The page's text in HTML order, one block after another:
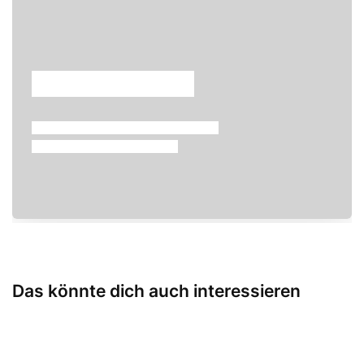
Das könnte dich auch interessieren